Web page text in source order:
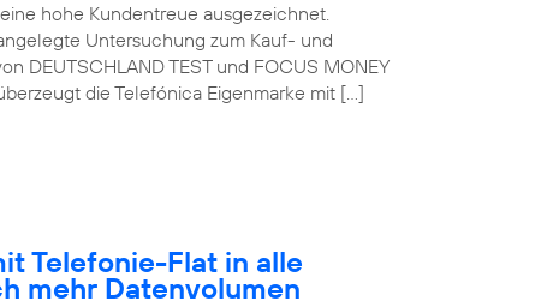
hohe Kundentreue ausgezeichnet.
Untersuchung zum Kauf- und
DEUTSCHLAND TEST und FOCUS MONEY
die Telefónica Eigenmarke mit […]
Telefonie-Flat in alle
mehr Datenvolumen